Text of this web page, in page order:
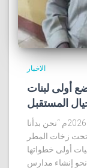
الاخبار
أولى لبنات
المستقبل
إدارة العلاقات العامة والإعلام الأحد 12 يوليو 2026م “نحن بدأنا
زخات المطر
أولى خطواتها
نحو إنشاء مدارس